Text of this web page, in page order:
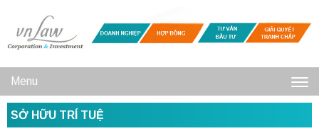
Menu
SỞ HỮU TRÍ TUỆ